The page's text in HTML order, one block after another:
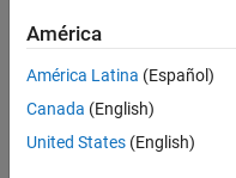
Ordenar por
América
América Latina (Español)
Canada (English)
United States (English)